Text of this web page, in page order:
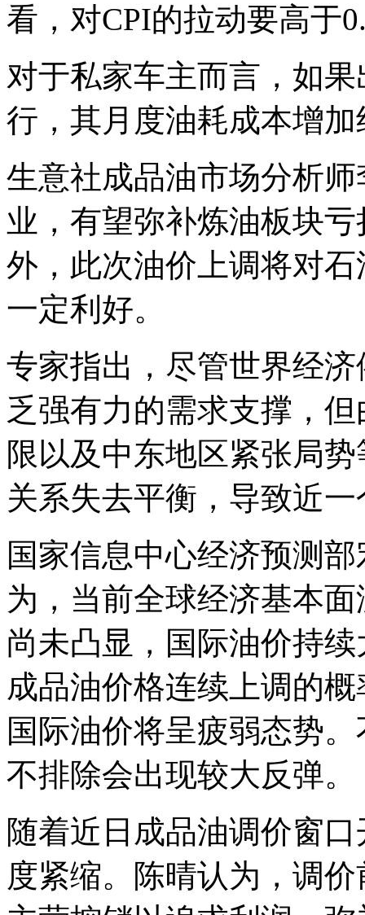
看，对CPI的拉动要高于
对于私家车主而言，如
行，其月度油耗成本增
生意社成品油市场分析
业，有望弥补炼油板块
外，此次油价上调将对
一定利好。
专家指出，尽管世界经
乏强有力的需求支撑，
限以及中东地区紧张局
关系失去平衡，导致近
国家信息中心经济预测
为，当前全球经济基本
尚未凸显，国际油价持
成品油价格连续上调的
国际油价将呈疲弱态势
不排除会出现较大反弹。
随着近日成品油调价窗
度紧缩。陈晴认为，调